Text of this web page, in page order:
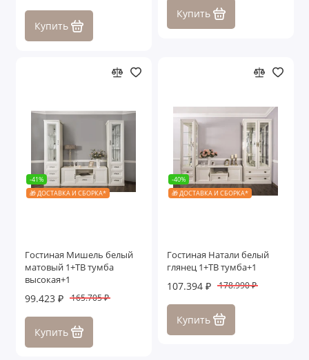
Купить
Купить
-41%
🎁 ДОСТАВКА И СБОРКА*
Гостиная Мишель белый
матовый 1+ТВ тумба
высокая+1
99.423 ₽ 165.705 ₽
Купить
-40%
🎁 ДОСТАВКА И СБОРКА*
Гостиная Натали белый
глянец 1+ТВ тумба+1
107.394 ₽ 178.990 ₽
Купить